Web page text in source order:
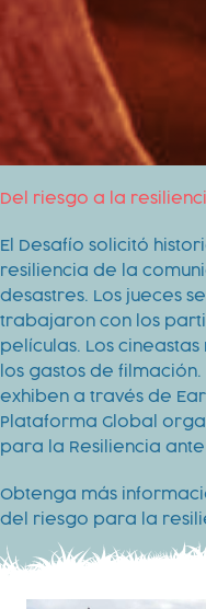
Del riesgo a la
El Desafío solicitó
resiliencia de la
desastres. Los jueces
trabajaron con los
películas. Los
los gastos de
exhiben a través de
Plataforma Global
para la Resiliencia
Obtenga más
del riesgo para la